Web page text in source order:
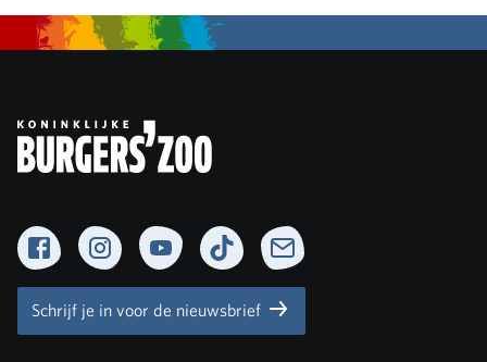
FacebookInstagramYouTubeTikTok Newsletter
Schrijf je in voor de nieuwsbrief